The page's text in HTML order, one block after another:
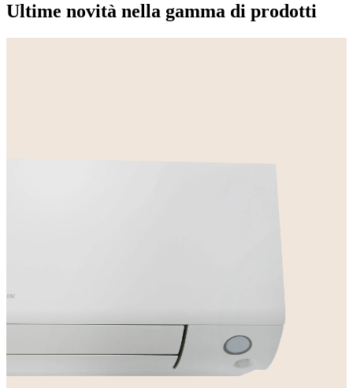
Ultime novità nella gamma di prodotti